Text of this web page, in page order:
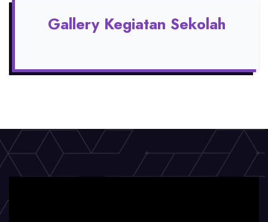
Gallery Kegiatan Sekolah